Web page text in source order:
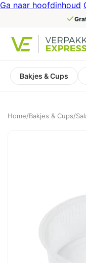
Ga naar hoofdinhoud
Bakjes & Cups
Home/Bakjes & Cups/